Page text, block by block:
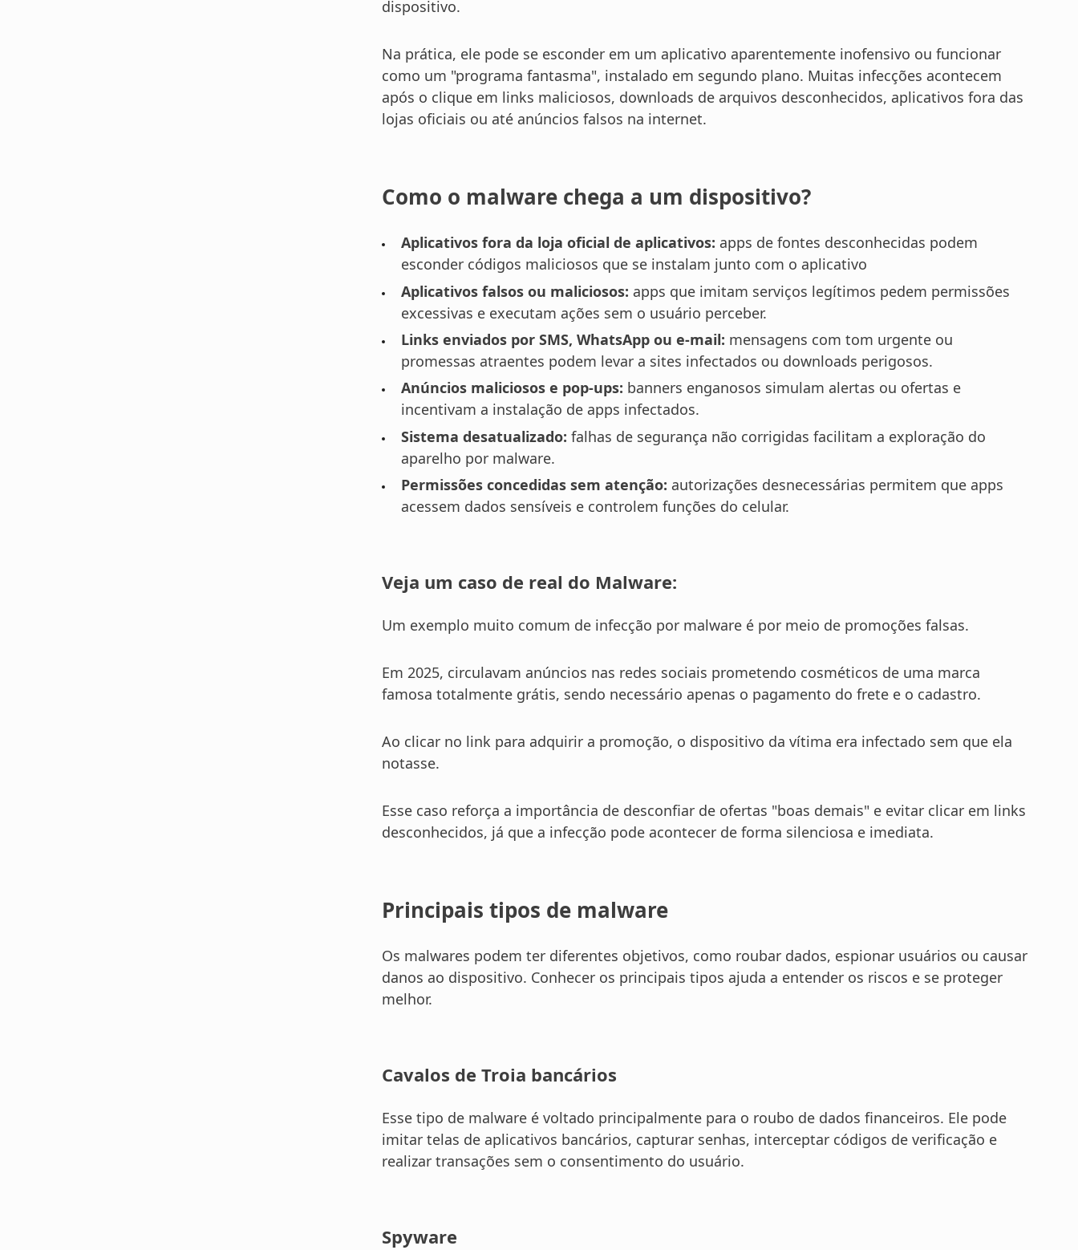
dispositivo.
Na prática, ele pode se esconder em um aplicativo aparentemente inofensivo ou funcionar
como um "programa fantasma", instalado em segundo plano. Muitas infecções acontecem
após o clique em links maliciosos, downloads de arquivos desconhecidos, aplicativos fora das
lojas oficiais ou até anúncios falsos na internet.
Como o malware chega a um dispositivo?
Aplicativos fora da loja oficial de aplicativos: apps de fontes desconhecidas podem
esconder códigos maliciosos que se instalam junto com o aplicativo
Aplicativos falsos ou maliciosos: apps que imitam serviços legítimos pedem permissões
excessivas e executam ações sem o usuário perceber.
Links enviados por SMS, WhatsApp ou e-mail: mensagens com tom urgente ou
promessas atraentes podem levar a sites infectados ou downloads perigosos.
Anúncios maliciosos e pop-ups: banners enganosos simulam alertas ou ofertas e
incentivam a instalação de apps infectados.
Sistema desatualizado: falhas de segurança não corrigidas facilitam a exploração do
aparelho por malware.
Permissões concedidas sem atenção: autorizações desnecessárias permitem que apps
acessem dados sensíveis e controlem funções do celular.
Veja um caso de real do Malware:
Um exemplo muito comum de infecção por malware é por meio de promoções falsas.
Em 2025, circulavam anúncios nas redes sociais prometendo cosméticos de uma marca
famosa totalmente grátis, sendo necessário apenas o pagamento do frete e o cadastro.
Ao clicar no link para adquirir a promoção, o dispositivo da vítima era infectado sem que ela
notasse.
Esse caso reforça a importância de desconfiar de ofertas "boas demais" e evitar clicar em links
desconhecidos, já que a infecção pode acontecer de forma silenciosa e imediata.
Principais tipos de malware
Os malwares podem ter diferentes objetivos, como roubar dados, espionar usuários ou causar
danos ao dispositivo. Conhecer os principais tipos ajuda a entender os riscos e se proteger
melhor.
Cavalos de Troia bancários
Esse tipo de malware é voltado principalmente para o roubo de dados financeiros. Ele pode
imitar telas de aplicativos bancários, capturar senhas, interceptar códigos de verificação e
realizar transações sem o consentimento do usuário.
Spyware